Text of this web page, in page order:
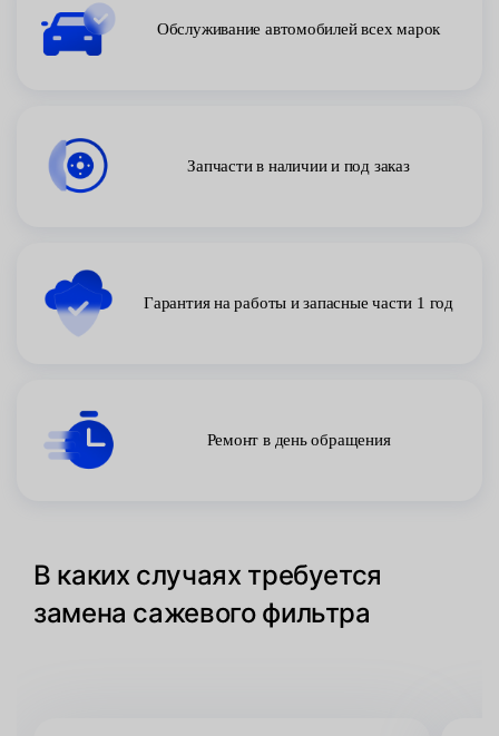
Обслуживание автомобилей всех марок
Запчасти в наличии и под заказ
Гарантия на работы и запасные части 1 год
Ремонт в день обращения
В каких случаях требуется
замена сажевого фильтра